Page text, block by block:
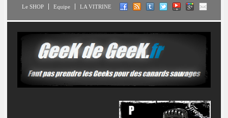
Le SHOP Equipe LA VITRINE